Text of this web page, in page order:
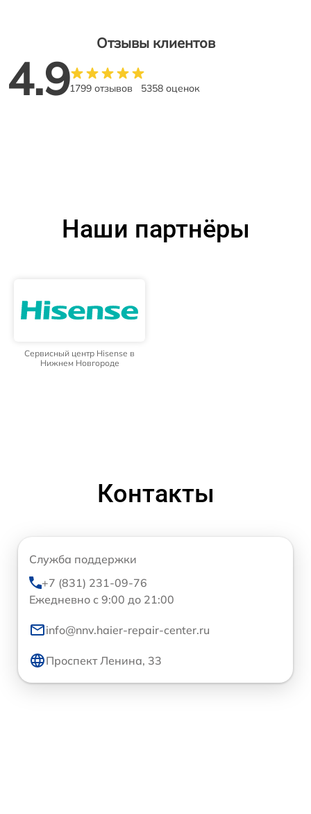
Отзывы клиентов
4.91799 отзывов 5358 оценок
Наши партнёры
Сервисный центр Hisense в
Нижнем Новгороде
Контакты
Служба поддержки
+7 (831) 231-09-76
Ежедневно с 9:00 до 21:00
info@nnv.haier-repair-center.ru
Проспект Ленина, 33